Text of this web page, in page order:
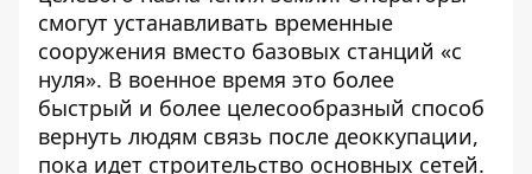
смогут устанавливать временные
сооружения вместо базовых станций «с
нуля». В военное время это более
быстрый и более целесообразный способ
вернуть людям связь после деоккупации,
пока идет строительство основных сетей.